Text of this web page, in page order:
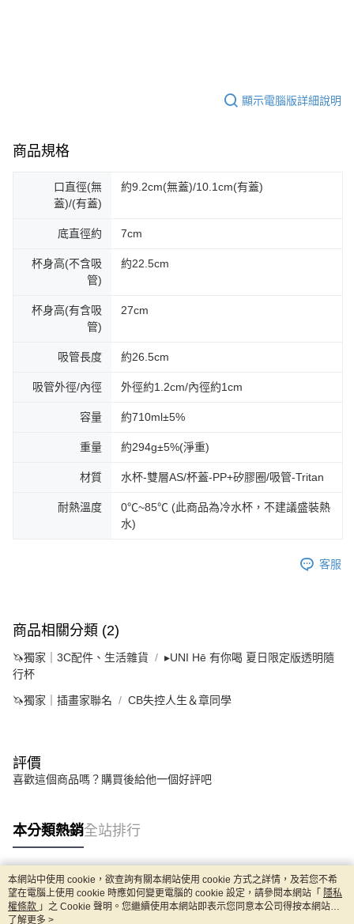
顯示電腦版詳細說明
商品規格
口直徑(無
蓋)/(有蓋)
約9.2cm(無蓋)/10.1cm(有蓋)
底直徑約 7cm
杯身高(不含吸
管)
約22.5cm
杯身高(有含吸
管)
27cm
吸管長度 約26.5cm
吸管外徑/內徑 外徑約1.2cm/內徑約1cm
容量 約710ml±5%
重量 約294g±5%(淨重)
材質 水杯-雙層AS/杯蓋-PP+矽膠圈/吸管-Tritan
耐熱溫度
0℃~85℃ (此商品為冷水杯，不建議盛裝熱
水)
客服
商品相關分類 (2)
🦄獨家｜3C配件、生活雜貨
▸UNI Hē 有你喝 夏日限定版透明隨
行杯
🦄獨家｜插畫家聯名 CB失控人生＆章同學
評價
喜歡這個商品嗎？購買後給他一個好評吧
本分類熱銷全站排行
熱門標籤
本網站中使用 cookie，欲查詢有關本網站使用 cookie 方式之詳情，及若您不希
望在電腦上使用 cookie 時應如何變更電腦的 cookie 設定，請參閱本網站「 隱私
權條款 」之 Cookie 聲明。您繼續使用本網站即表示您同意本公司得按本網站使
用條款之 Cookie 聲明使用 cookie。
了解更多 >